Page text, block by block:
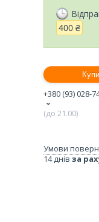
400 ₴
+380 (93) 028-
(до 21.00)
14 днів за